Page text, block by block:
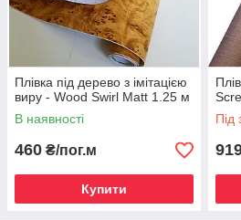
ПЕРЕВАГИ
STYL'®
ЕСТЕТИЧНО
Плівка під дерево з імітацією
виру - Wood Swirl Matt 1.25 м
В наявності
460 ₴/пог.м
Купити
Під